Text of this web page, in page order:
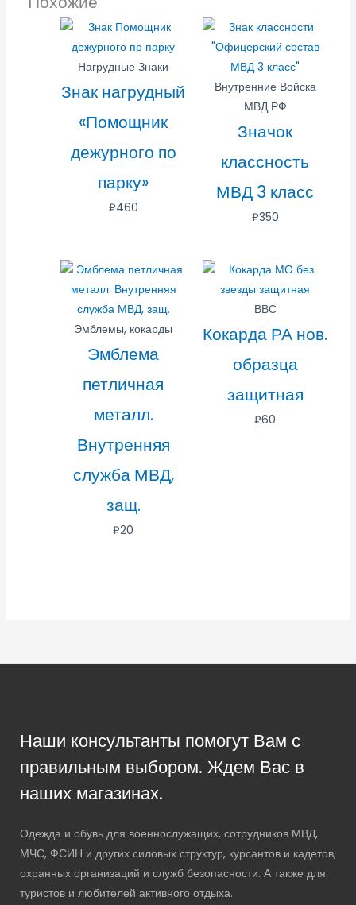
Нагрудные Знаки
Знак нагрудный
«Помощник
дежурного по
парку»
₽460
Внутренние Войска
МВД РФ
Значок
классность
МВД 3 класс
₽350
Эмблемы, кокарды
Эмблема
петличная
металл.
Внутренняя
служба МВД,
защ.
₽20
ВВС
Кокарда РА нов.
образца
защитная
₽60
Наши консультанты помогут Вам с
правильным выбором. Ждем Вас в
наших магазинах.
Одежда и обувь для военнослужащих, сотрудников МВД,
МЧС, ФСИН и других силовых структур, курсантов и кадетов,
охранных организаций и служб безопасности. А также для
туристов и любителей активного отдыха.